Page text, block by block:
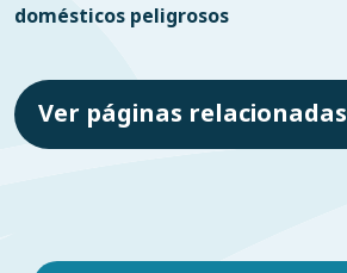
domésticos peligrosos
Ver páginas relacionadas